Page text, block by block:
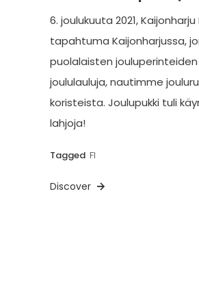
6. joulukuuta 2021, Kaijonharju
tapahtuma Kaijonharjussa,
puolalaisten
joululauluja, nautimme
koristeista. Joulupukki tuli
lahjoja!
Tagged FI
Discover